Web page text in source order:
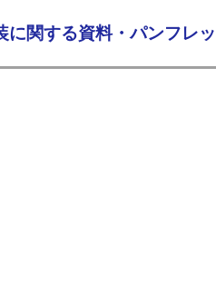
に関する資料・パンフレ